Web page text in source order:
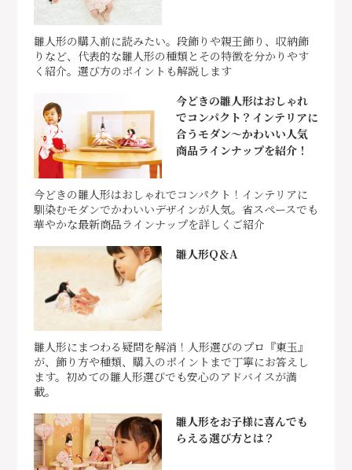
雛人形の購入前に読みたい。段飾りや親王飾り、収納飾
りなど、代表的な雛人形の種類とその特徴を分かりやす
く紹介。選び方のポイントも解説します
今どきの雛人形はおしゃれ
でコンパクト？インテリアに
合うモダン～かわいい人気
商品ラインナップを紹介！
今どきの雛人形はおしゃれでコンパクト！インテリアに
馴染むモダンでかわいいデザインが人気。省スペースでも
華やかな最新商品ラインナップを詳しくご紹介
雛人形Q＆A
雛人形にまつわる疑問を解消！人形選びのプロ『東玉』
が、飾り方や種類、購入のポイントまで丁寧にお答えし
ます。初めての雛人形選びでも安心のアドバイスが満
載。
雛人形をお子様に喜んでも
らえる選び方とは？